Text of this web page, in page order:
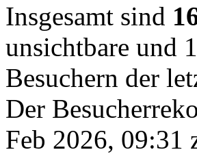
Insgesamt sind
unsichtbare und
Besuchern der
Der
Feb 2026, 09:31